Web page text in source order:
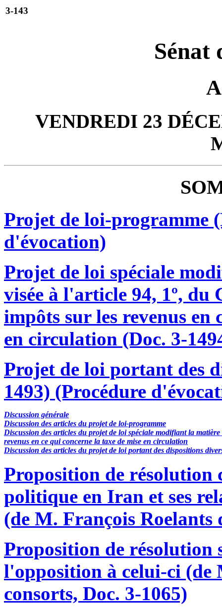
3-143
Sénat
VENDREDI 23
Projet de loi-programme
d'évocation)
Projet de loi spéciale
visée à l'article 94, 1º, du
impôts sur les revenus en
en circulation (Doc. 3-
Projet de loi portant des
1493) (Procédure
Discussion générale
Discussion des articles du projet de loi-programme
Discussion des articles du projet de loi spéciale modifiant la
revenus en ce qui concerne la taxe de mise en circulation
Discussion des articles du projet de loi portant des dispositions
Proposition de résolution
politique en Iran et ses
(de M. François Roelants
Proposition de résolution
l'opposition à celui-ci (de
consorts, Doc. 3-1065)